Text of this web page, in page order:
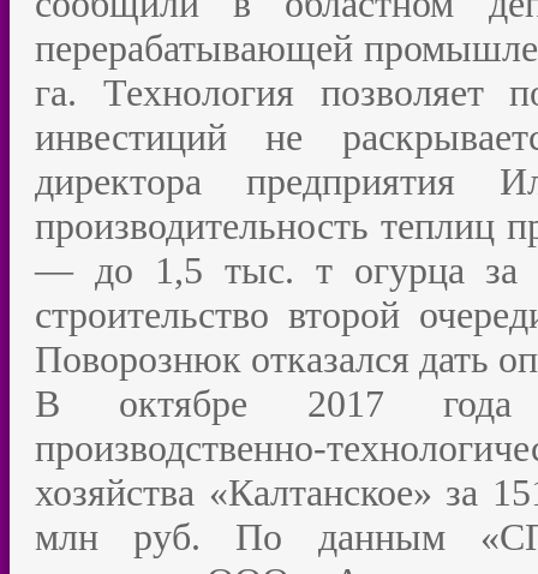
перерабатывающей
га. Технология позволяет
инвестиций не
директора предприятия
производительность теплиц
— до 1,5 тыс. т огурца за
строительство второй
Поворознюк отказался дать
В октябре 2017 года
производственно-
хозяйства «Калтанское» за
млн руб. По данным